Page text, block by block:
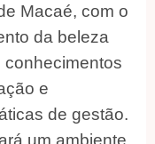
Macaé, com o
da beleza
conhecimentos
e
de gestão.
um ambiente